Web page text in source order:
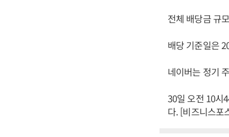
전체 배당금 규
배당 기준일은
네이버는 정기
30일 오전 10시
다. [비즈니스포